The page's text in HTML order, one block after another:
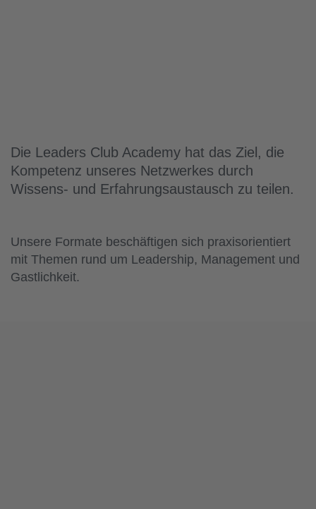
Die Leaders Club Academy hat das Ziel, die
Kompetenz unseres Netzwerkes durch
Wissens- und Erfahrungsaustausch zu teilen.
Unsere Formate beschäftigen sich praxisorientiert
mit Themen rund um Leadership, Management und
Gastlichkeit.